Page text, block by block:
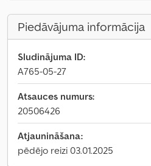
Piedāvājuma informācija
Sludinājuma ID:
A765-05-27
Atsauces numurs:
20506426
Atjaunināšana:
pēdējo reizi 03.01.2025